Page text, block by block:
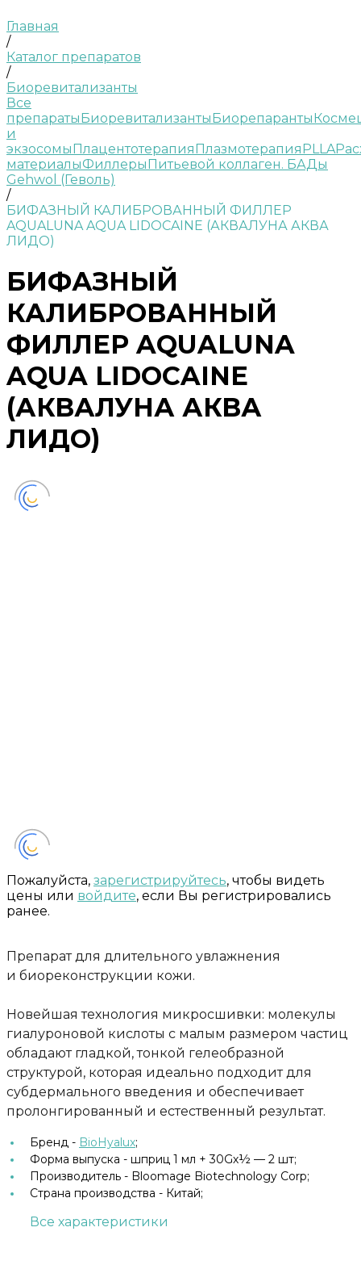
Главная
/
Каталог препаратов
/
Биоревитализанты
Все
препаратыБиоревитализантыБиорепаранты
и
экзосомыПлацентотерапияПлазмотерапияPLLA
материалыФиллерыПитьевой коллаген. БАДы
Gehwol (Геволь)
/
БИФАЗНЫЙ КАЛИБРОВАННЫЙ ФИЛЛЕР
AQUALUNA AQUA LIDOCAINE (АКВАЛУНА АКВА
ЛИДО)
БИФАЗНЫЙ
КАЛИБРОВАННЫЙ
ФИЛЛЕР AQUALUNA
AQUA LIDOCAINE
(АКВАЛУНА АКВА
ЛИДО)
Пожалуйста, зарегистрируйтесь, чтобы видеть
цены или войдите, если Вы регистрировались
ранее.
Препарат для длительного увлажнения
и биореконструкции кожи.
Новейшая технология микросшивки: молекулы
гиалуроновой кислоты с малым размером частиц
обладают гладкой, тонкой гелеобразной
структурой, которая идеально подходит для
субдермального введения и обеспечивает
пролонгированный и естественный результат.
Бренд - BioHyalux;
Форма выпуска - шприц 1 мл + 30Gх½ — 2 шт;
Производитель - Bloomage Biotechnology Corp;
Страна производства - Китай;
Все характеристики